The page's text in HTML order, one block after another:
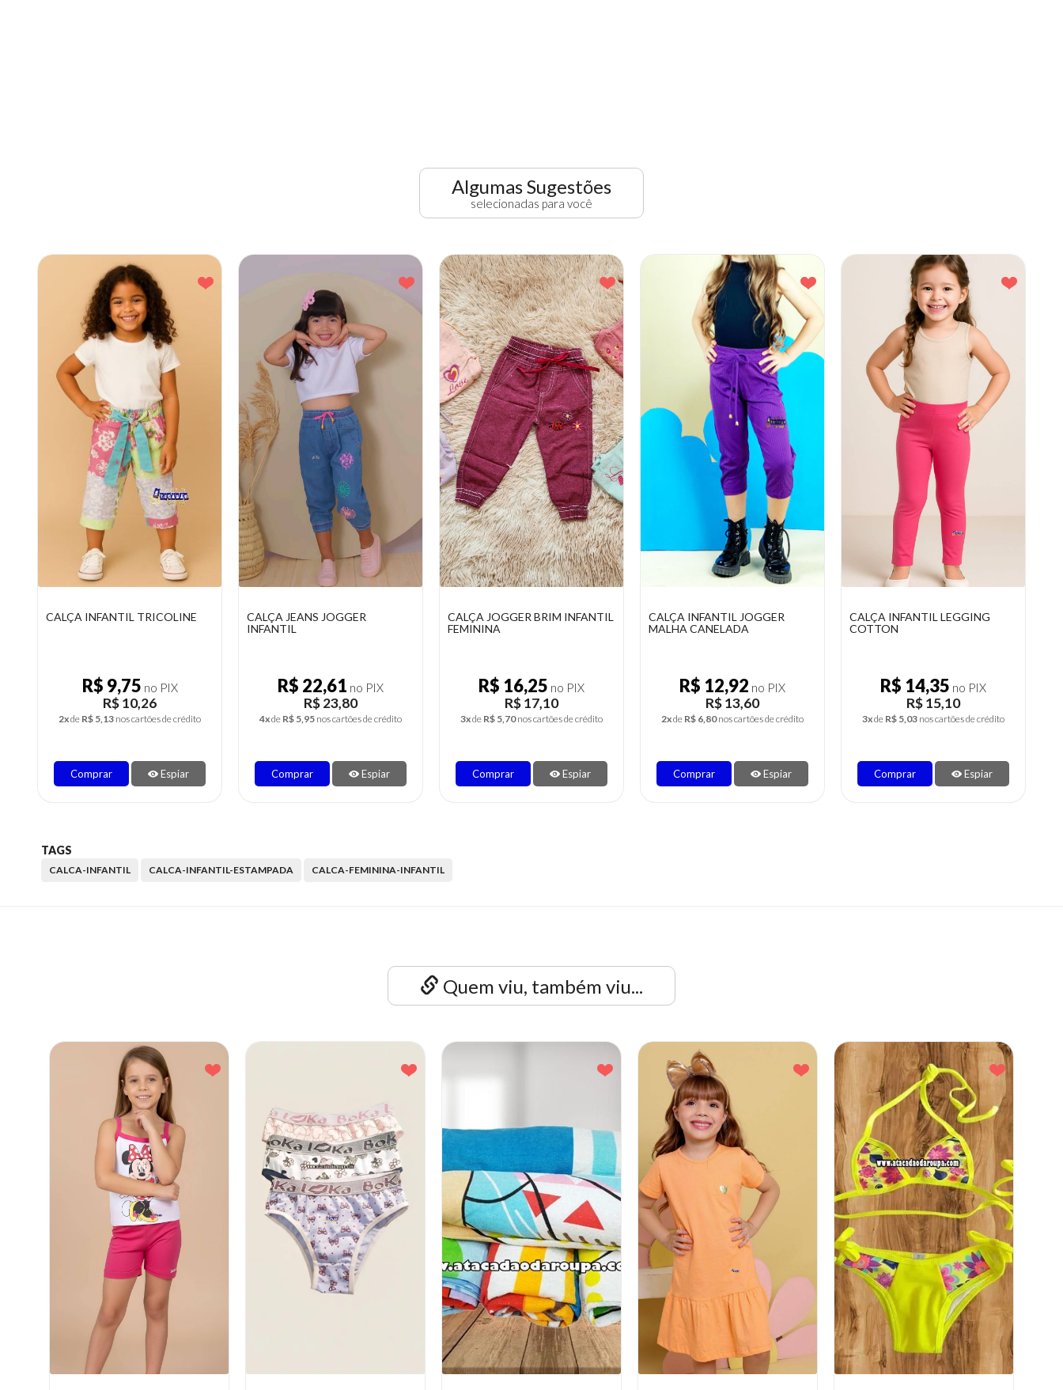
Algumas Sugestões
selecionadas para você
CALÇA INFANTIL TRICOLINE
R$ 9,75 no PIX
R$ 10,26
2xde R$ 5,13 nos cartões de crédito
Comprar Espiar
CALÇA JEANS JOGGER
INFANTIL
R$ 22,61 no PIX
R$ 23,80
4xde R$ 5,95 nos cartões de crédito
Comprar Espiar
CALÇA JOGGER BRIM INFANTIL
FEMININA
R$ 16,25 no PIX
R$ 17,10
3xde R$ 5,70 nos cartões de crédito
Comprar Espiar
CALÇA INFANTIL JOGGER
MALHA CANELADA
R$ 12,92 no PIX
R$ 13,60
2xde R$ 6,80 nos cartões de crédito
Comprar Espiar
CALÇA INFANTIL LEGGING
COTTON
R$ 14,35 no PIX
R$ 15,10
3xde R$ 5,03 nos cartões de crédito
Comprar Espiar
TAGS
CALCA-INFANTIL CALCA-INFANTIL-ESTAMPADA CALCA-FEMININA-INFANTIL
Quem viu, também viu...